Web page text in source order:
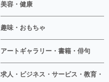
美容・健康
趣味・おもちゃ
アートギャラリー・書籍・俳句
求人・ビジネス・サービス・教育・